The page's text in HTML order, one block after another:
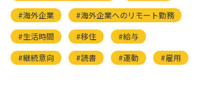
#海外企業
#海外企業へのリモート勤務
#生活時間
#移住
#給与
#継続意向
#読書 #運動 #雇用